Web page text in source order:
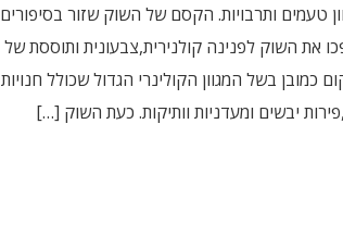
טעמים ותרבויות. הקסם של השוק שזור בסיפורים
את השוק לפנינה קולנירית,צבעונית ותוססת של
בשל המגוון הקולינרי הגדול שכולל חנויות
יבשים ומעדניות וותיקות. כעת השוק […]